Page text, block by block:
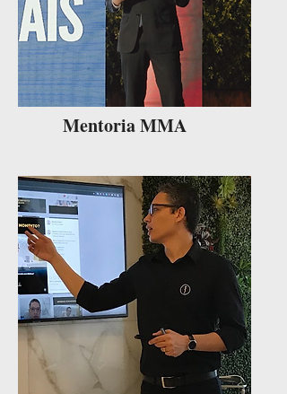
Mentoria MMA